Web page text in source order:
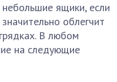
ящики, если
облегчит
В любом
на следующие